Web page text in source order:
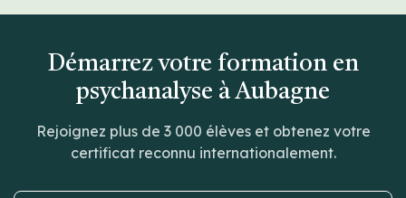
Démarrez votre formation en
psychanalyse à Aubagne
Rejoignez plus de 3 000 élèves et obtenez votre
certificat reconnu internationalement.